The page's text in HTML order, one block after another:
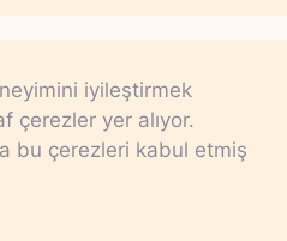
iyileştirmek
çerezler yer alıyor.
bu çerezleri kabul etmiş